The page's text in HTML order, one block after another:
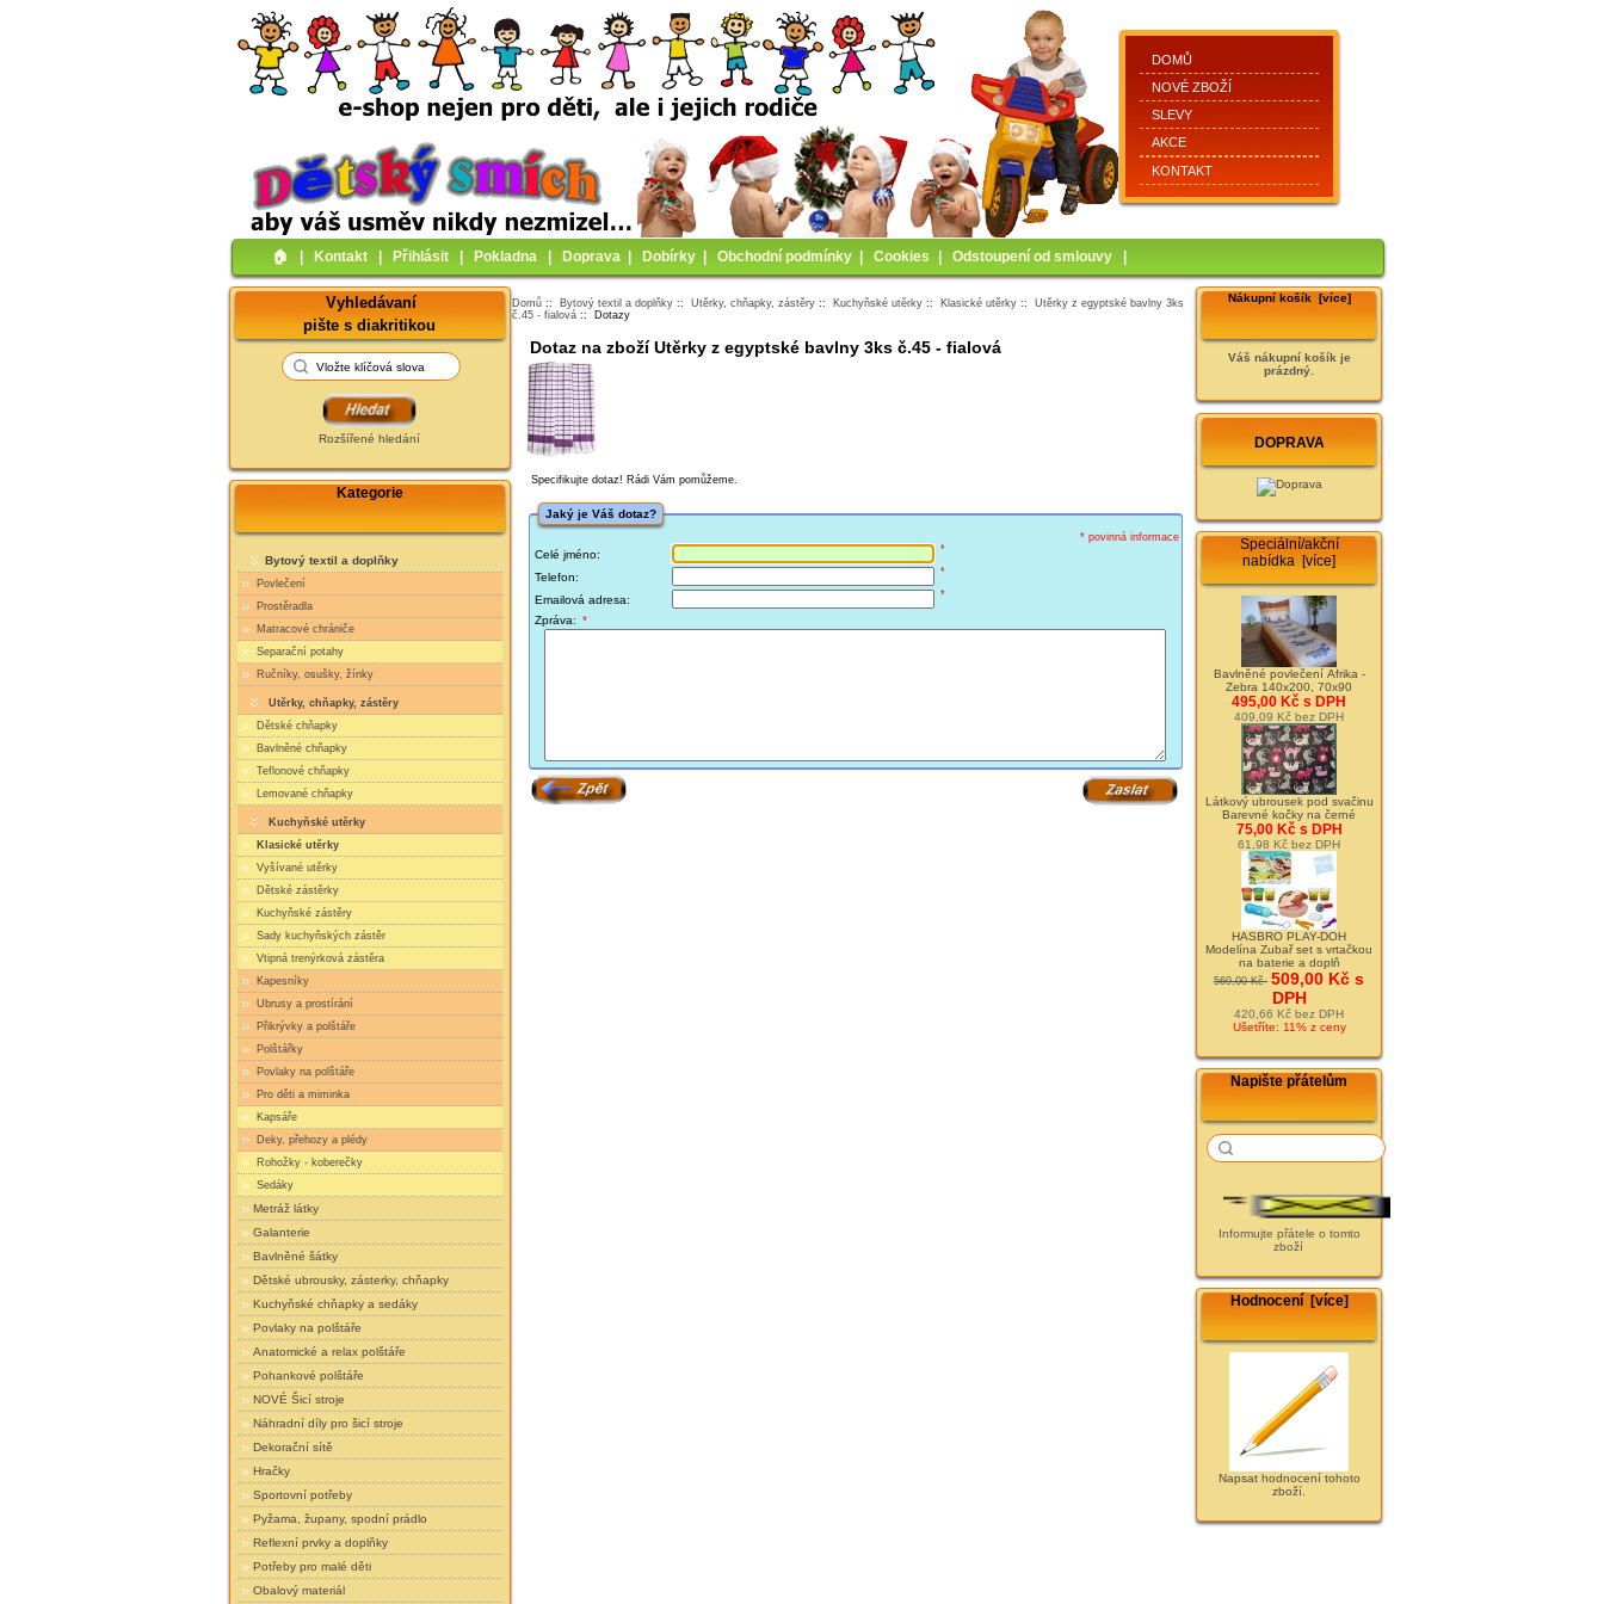
DOMŮ
NOVÉ ZBOŽÍ
SLEVY
AKCE
KONTAKT
🏠︎ Kontakt Přihlásit Pokladna Doprava Dobírky Obchodní podmínky Cookies Odstoupení od smlouvy
Vyhledávaní
pište s diakritikou
Rozšířené hledání
Kategorie
Bytový textil a doplňky
Povlečení
Prostěradla
Matracové chrániče
Separační potahy
Ručníky, osušky, žínky
Utěrky, chňapky, zástěry
Dětské chňapky
Bavlněné chňapky
Teflonové chňapky
Lemované chňapky
Kuchyňské utěrky
Klasické utěrky
Vyšívané utěrky
Dětské zástěrky
Kuchyňské zástěry
Sady kuchyňských zástěr
Vtipná trenýrková zástěra
Kapesníky
Ubrusy a prostírání
Přikrývky a polštáře
Polštářky
Povlaky na polštáře
Pro děti a miminka
Kapsáře
Deky, přehozy a plédy
Rohožky - koberečky
Sedáky
Metráž látky
Galanterie
Bavlněné šátky
Dětské ubrousky, zásterky, chňapky
Kuchyňské chňapky a sedáky
Povlaky na polštáře
Anatomické a relax polštáře
Pohankové polštáře
NOVÉ Šicí stroje
Náhradní díly pro šicí stroje
Dekorační sítě
Hračky
Sportovní potřeby
Pyžama, župany, spodní prádlo
Reflexní prvky a doplňky
Potřeby pro malé děti
Obalový materiál
Domů :: Bytový textil a doplňky ::Utěrky, chňapky, zástěry :: Kuchyňské utěrky :: Klasické utěrky ::Utěrky z egyptské bavlny 3ks
č.45 - fialová :: Dotazy
Dotaz na zboží Utěrky z egyptské bavlny 3ks č.45 - fialová
Specifikujte dotaz! Rádi Vám pomůžeme.
Jaký je Váš dotaz?
* povinná informace
Celé jméno: *
Telefon: *
Emailová adresa: *
Zpráva: *
Nákupní košík [více]
Váš nákupní košík je
prázdný.
DOPRAVA
Speciální/akční
nabídka [více]
Bavlněné povlečení Afrika -
Zebra 140x200, 70x90
495,00 Kč s DPH
409,09 Kč bez DPH
Látkový ubrousek pod svačinu
Barevné kočky na černé
75,00 Kč s DPH
61,98 Kč bez DPH
HASBRO PLAY-DOH
Modelína Zubař set s vrtačkou
na baterie a doplň
569,00 Kč 509,00 Kč s
DPH
420,66 Kč bez DPH
Ušetříte: 11% z ceny
Napište přátelům
Informujte přátele o tomto
zboží
Hodnocení [více]
Napsat hodnocení tohoto
zboží.